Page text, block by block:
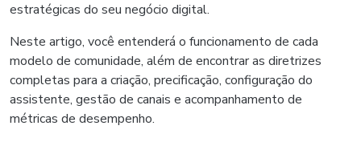
estratégicas do seu negócio digital.
Neste artigo, você entenderá o funcionamento de cada
modelo de comunidade, além de encontrar as diretrizes
completas para a criação, precificação, configuração do
assistente, gestão de canais e acompanhamento de
métricas de desempenho.